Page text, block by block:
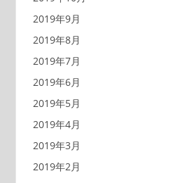
2019年9月
2019年8月
2019年7月
2019年6月
2019年5月
2019年4月
2019年3月
2019年2月